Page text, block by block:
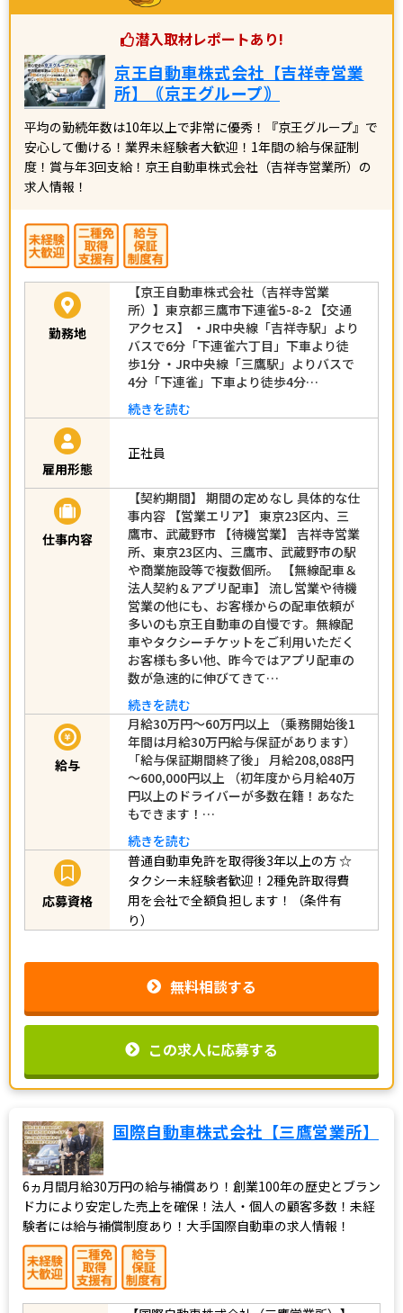
潜入取材レポートあり!
京王自動車株式会社【吉祥寺営業
所】｟京王グループ｠
平均の勤続年数は10年以上で非常に優秀！『京王グループ』で
安心して働ける！業界未経験者大歓迎！1年間の給与保証制
度！賞与年3回支給！京王自動車株式会社（吉祥寺営業所）の
求人情報！
勤務地
【京王自動車株式会社（吉祥寺営業
所）】東京都三鷹市下連雀5-8-2 【交通
アクセス】 ・JR中央線「吉祥寺駅」より
バスで6分「下連雀六丁目」下車より徒
歩1分 ・JR中央線「三鷹駅」よりバスで
4分「下連雀」下車より徒歩4分…
続きを読む
雇用形態
正社員
仕事内容
【契約期間】 期間の定めなし 具体的な仕
事内容 【営業エリア】 東京23区内、三
鷹市、武蔵野市 【待機営業】 吉祥寺営業
所、東京23区内、三鷹市、武蔵野市の駅
や商業施設等で複数個所。 【無線配車＆
法人契約＆アプリ配車】 流し営業や待機
営業の他にも、お客様からの配車依頼が
多いのも京王自動車の自慢です。無線配
車やタクシーチケットをご利用いただく
お客様も多い他、昨今ではアプリ配車の
数が急速的に伸びてきて…
続きを読む
給与
月給30万円～60万円以上 （乗務開始後1
年間は月給30万円給与保証があります）
「給与保証期間終了後」 月給208,088円
～600,000円以上 （初年度から月給40万
円以上のドライバーが多数在籍！あなた
もできます！…
続きを読む
応募資格
普通自動車免許を取得後3年以上の方☆
タクシー未経験者歓迎！2種免許取得費
用を会社で全額負担します！（条件有
り）
無料相談する
この求人に応募する
国際自動車株式会社【三鷹営業所】
6ヵ月間月給30万円の給与補償あり！創業100年の歴史とブラン
ド力により安定した売上を確保！法人・個人の顧客多数！未経
験者には給与補償制度あり！大手国際自動車の求人情報！